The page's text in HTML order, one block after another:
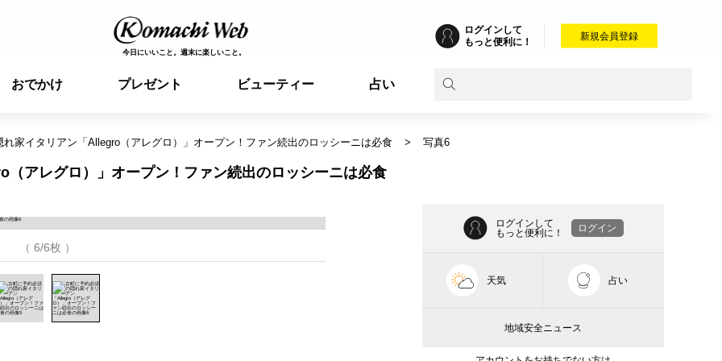
今日にいいこと。週末に楽しいこと。
ログインして
もっと便利に！
新規会員登録
おでかけ プレゼント ビューティー 占い
家イタリアン「Allegro（アレグロ）」オープン！ファン続出のロッシーニは必食 写真6
アレグロ）」オープン！ファン続出のロッシーニは必食
（ 6/6枚 ）
ログインして
もっと便利に！
ログイン
天気 占い
地域安全ニュース